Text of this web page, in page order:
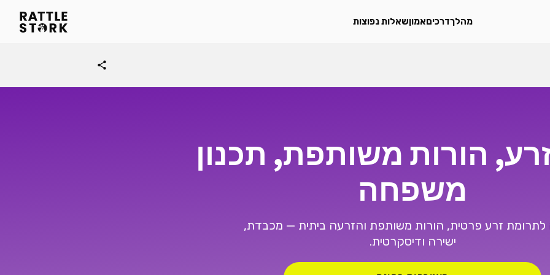
מהלךדרכיםאמוןשאלות נפוצות
share
הורות משותפת, תכנון
משפחה
לתרומת זרע פרטית, הורות משותפת והזרעה ביתית — מכבדת,
ישירה ודיסקרטית.